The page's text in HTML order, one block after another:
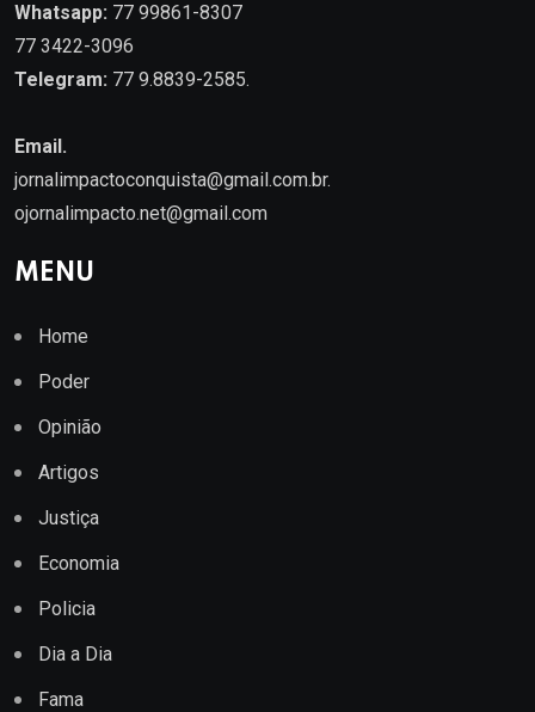
Whatsapp: 77 99861-8307
77 3422-3096
Telegram: 77 9.8839-2585.
Email.
jornalimpactoconquista@gmail.com.br.
ojornalimpacto.net@gmail.com
MENU
Home
Poder
Opinião
Artigos
Justiça
Economia
Policia
Dia a Dia
Fama